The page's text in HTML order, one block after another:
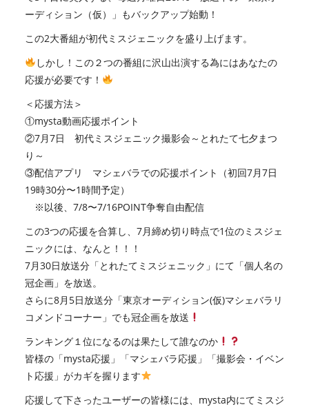
ーディション（仮）」もバックアップ始動！
この2大番組が初代ミスジェニックを盛り上げます。
しかし！この２つの番組に沢山出演する為にはあなたの
応援が必要です！
＜応援方法＞
①mysta動画応援ポイント
②7月7日 初代ミスジェニック撮影会～とれたて七夕まつ
り～
③配信アプリ マシェバラでの応援ポイント（初回7月7日
19時30分〜1時間予定）
※以後、7/8〜7/16POINT争奪自由配信
この3つの応援を合算し、7月締め切り時点で1位のミスジェ
ニックには、なんと！！！
7月30日放送分「とれたてミスジェニック」にて「個人名の
冠企画」を放送。
さらに8月5日放送分「東京オーディション(仮)マシェバラリ
コメンドコーナー」でも冠企画を放送
ランキング１位になるのは果たして誰なのか
皆様の「mysta応援」「マシェバラ応援」「撮影会・イベン
ト応援」がカギを握ります
応援して下さったユーザーの皆様には、mysta内にてミスジ